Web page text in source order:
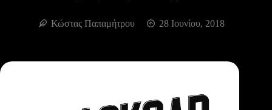
Κώστας Παπαμήτρου 28 Ιουνίου, 2018